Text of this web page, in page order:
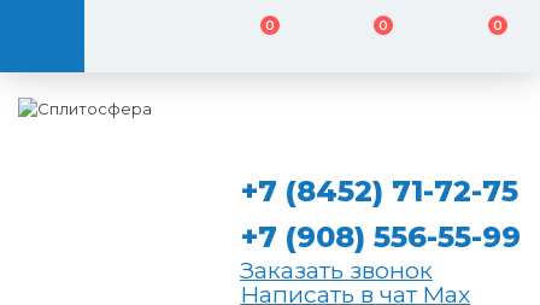
0 0 0
+7 (8452) 71-72-75
+7 (908) 556-55-99
Заказать звонок
Написать в чат Max